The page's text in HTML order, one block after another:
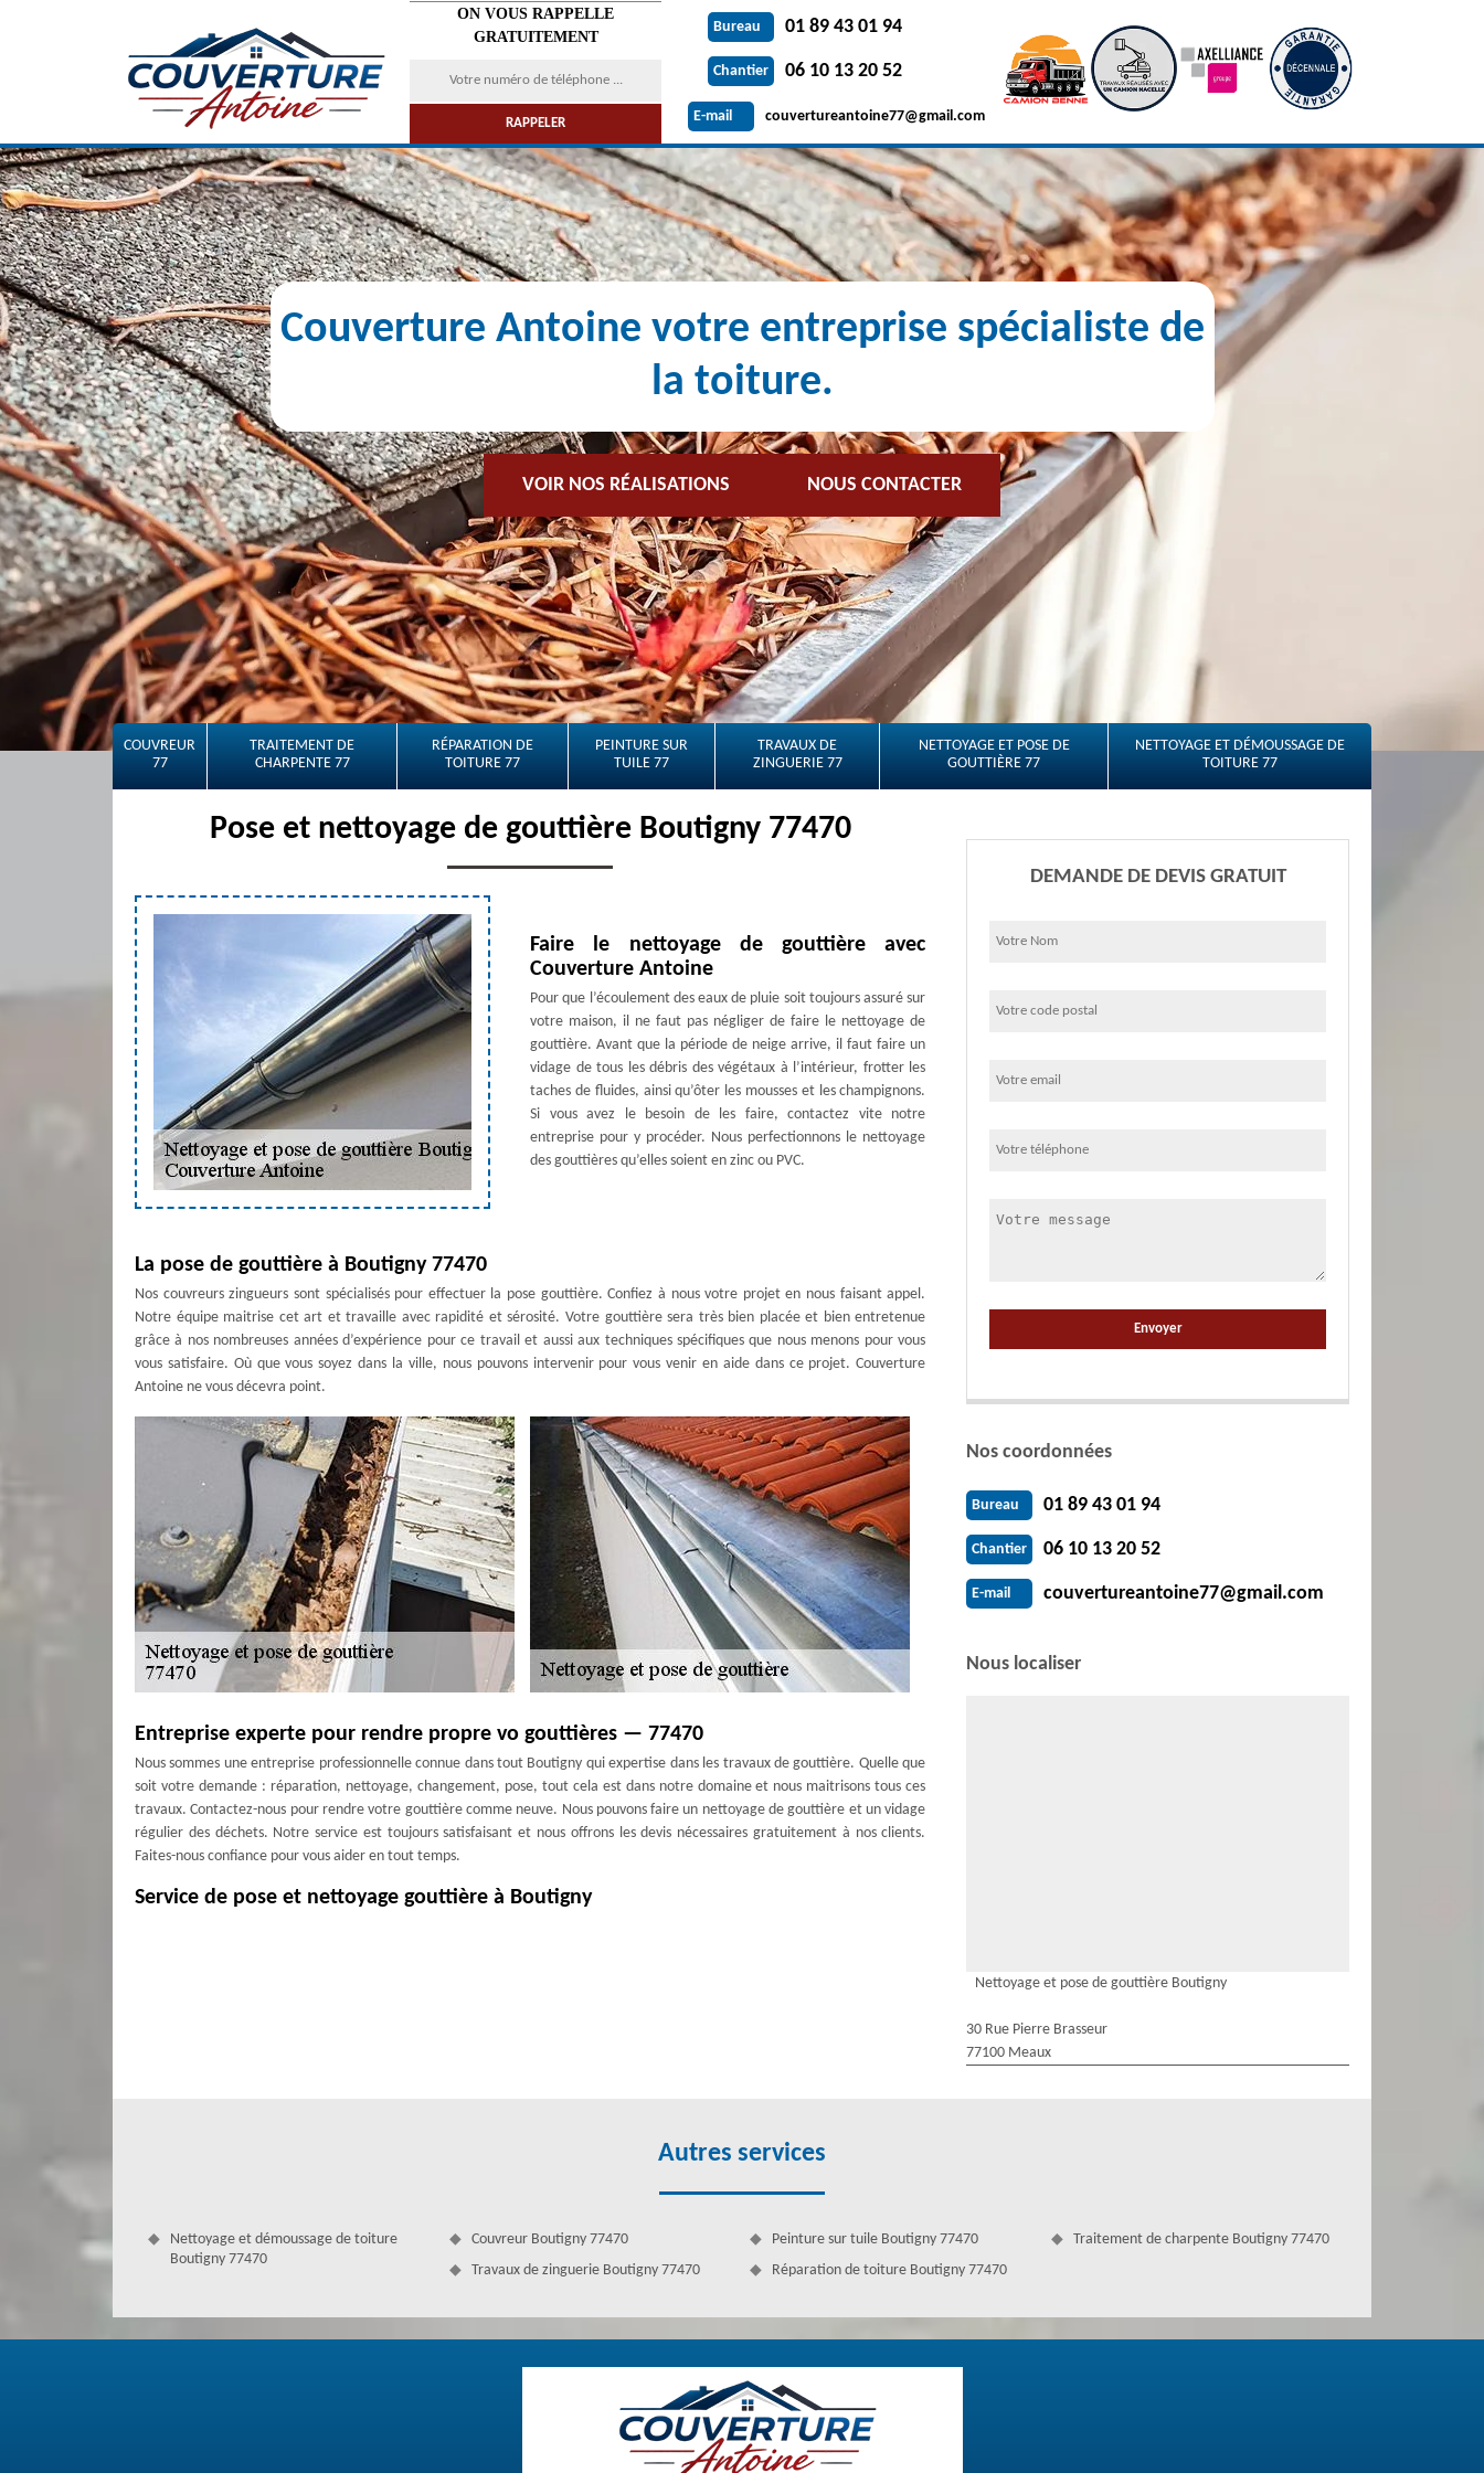
ON VOUS RAPPELLE
GRATUITEMENT
Bureau 01 89 43 01 94
Chantier 06 10 13 20 52
E-mail couvertureantoine77@gmail.com
Couverture Antoine votre entreprise spécialiste de
la toiture.
VOIR NOS RÉALISATIONS NOUS CONTACTER
COUVREUR
77
TRAITEMENT DE
CHARPENTE 77
RÉPARATION DE
TOITURE 77
PEINTURE SUR
TUILE 77
TRAVAUX DE
ZINGUERIE 77
NETTOYAGE ET POSE DE
GOUTTIÈRE 77
NETTOYAGE ET DÉMOUSSAGE DE
TOITURE 77
Pose et nettoyage de gouttière Boutigny 77470
Faire le nettoyage de gouttière avec
Couverture Antoine
Pour que l’écoulement des eaux de pluie soit toujours assuré sur
votre maison, il ne faut pas négliger de faire le nettoyage de
gouttière. Avant que la période de neige arrive, il faut faire un
vidage de tous les débris des végétaux à l’intérieur, frotter les
taches de fluides, ainsi qu’ôter les mousses et les champignons.
Si vous avez le besoin de les faire, contactez vite notre
entreprise pour y procéder. Nous perfectionnons le nettoyage
des gouttières qu’elles soient en zinc ou PVC.
La pose de gouttière à Boutigny 77470
Nos couvreurs zingueurs sont spécialisés pour effectuer la pose gouttière. Confiez à nous votre projet en nous faisant appel.
Notre équipe maitrise cet art et travaille avec rapidité et sérosité. Votre gouttière sera très bien placée et bien entretenue
grâce à nos nombreuses années d’expérience pour ce travail et aussi aux techniques spécifiques que nous menons pour vous
vous satisfaire. Où que vous soyez dans la ville, nous pouvons intervenir pour vous venir en aide dans ce projet. Couverture
Antoine ne vous décevra point.
Entreprise experte pour rendre propre vo gouttières — 77470
Nous sommes une entreprise professionnelle connue dans tout Boutigny qui expertise dans les travaux de gouttière. Quelle que
soit votre demande : réparation, nettoyage, changement, pose, tout cela est dans notre domaine et nous maitrisons tous ces
travaux. Contactez-nous pour rendre votre gouttière comme neuve. Nous pouvons faire un nettoyage de gouttière et un vidage
régulier des déchets. Notre service est toujours satisfaisant et nous offrons les devis nécessaires gratuitement à nos clients.
Faites-nous confiance pour vous aider en tout temps.
Service de pose et nettoyage gouttière à Boutigny
Notre société couvreur Couverture Antoine à Boutigny pour vos travaux de gouttière
Avez-vous besoin de rendre propre votre gouttière ? Confiez-vous à notre société couvreur qui maitrise bien ce domaine. Si vous
voulez aussi faire une réparation, un changement ou une pose, tous ces travaux font partie de nos services. Venez vite chez
nous pour plus de détails et profitez de nos bonnes méthodes de travail. Nous mettons en œuvre des techniques spécifiques pour
DEMANDE DE DEVIS GRATUIT
Nos coordonnées
Bureau 01 89 43 01 94
Chantier 06 10 13 20 52
E-mail couvertureantoine77@gmail.com
Nous localiser
Nettoyage et pose de gouttière Boutigny
30 Rue Pierre Brasseur
77100 Meaux
Autres services
Nettoyage et démoussage de toiture
Boutigny 77470
Couvreur Boutigny 77470
Travaux de zinguerie Boutigny 77470
Peinture sur tuile Boutigny 77470
Réparation de toiture Boutigny 77470
Traitement de charpente Boutigny 77470